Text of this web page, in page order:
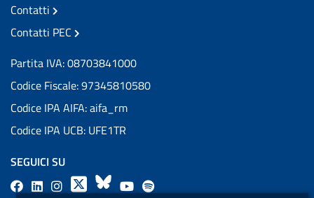
Contatti
Contatti PEC
Partita IVA: 08703841000
Codice Fiscale: 97345810580
Codice IPA AIFA: aifa_rm
Codice IPA UCB: UFE1TR
SEGUICI SU
F
L
X
B
Y l